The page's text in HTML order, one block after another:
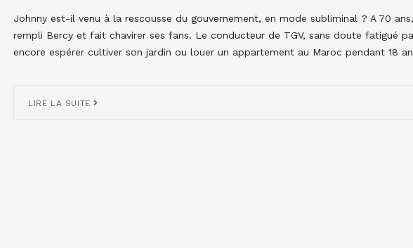
Johnny est-il venu à la rescousse du gouvernement, en mode subliminal ? A 70
rempli Bercy et fait chavirer ses fans. Le conducteur de TGV, sans doute fatigué
encore espérer cultiver son jardin ou louer un appartement au Maroc pendant 18
LIRE LA SUITE